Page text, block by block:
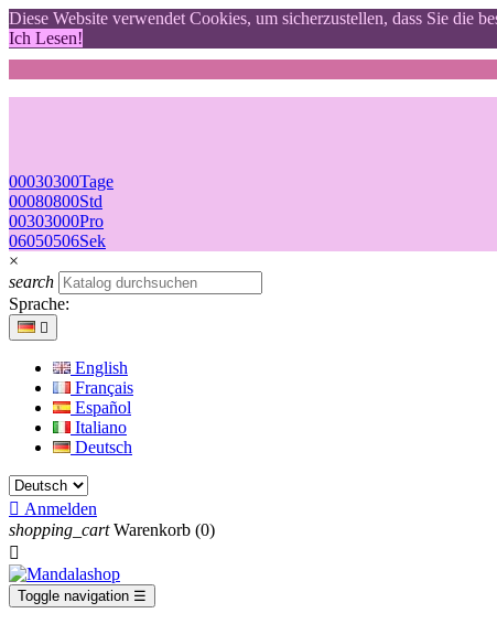
Diese Website verwendet Cookies, um sicherzustellen, dass Sie die
Ich Lesen!
00030300Tage
00080800Std
00303000Pro
05040405Sek
×
search
Sprache:

English
Français
Español
Italiano
Deutsch
 Anmelden
shopping_cart Warenkorb (0)

Toggle navigation ☰